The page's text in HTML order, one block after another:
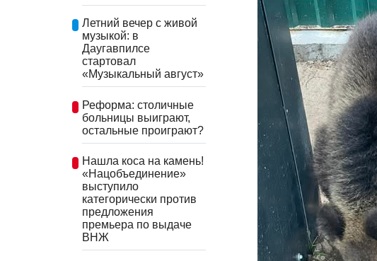
Летний вечер с живой
музыкой: в
Даугавпилсе
стартовал
«Музыкальный август»
Реформа: столичные
больницы выиграют,
остальные проиграют?
Нашла коса на камень!
«Нацобъединение»
выступило
категорически против
предложения
премьера по выдаче
ВНЖ